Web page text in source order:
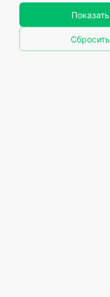
Показать
Сбросить